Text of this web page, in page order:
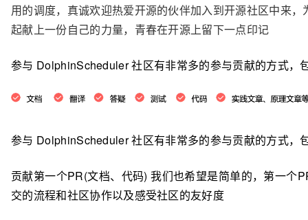
用的调度，真诚欢迎热爱开源的伙伴加入到开源社区中来，
起献上一份自己的力量，青春在开源上留下一点印记
参与 DolphinScheduler 社区有非常多的参与贡献的方式，
参与 DolphinScheduler社区有非常多的参与贡献的方式，
贡献第一个PR(文档、代码)我们也希望是简单的，第一个
交的流程和社区协作以及感受社区的友好度